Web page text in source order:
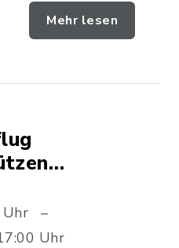
Mehr lesen
–
Uhr